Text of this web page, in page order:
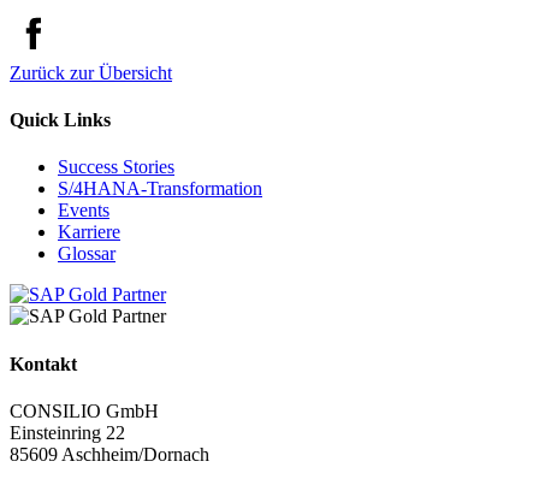
Zurück zur Übersicht
Quick Links
Success Stories
S/4HANA-Transformation
Events
Karriere
Glossar
Kontakt
CONSILIO GmbH
Einsteinring 22
85609 Aschheim/Dornach